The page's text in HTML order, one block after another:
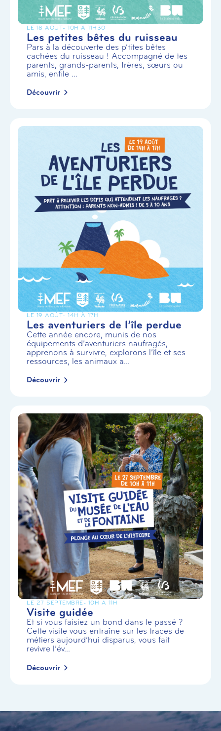
LE 18 AOÛT- 10H À 11H30
Les petites bêtes du ruisseau
Pars à la découverte des p’tites bêtes
cachées du ruisseau ! Accompagné de tes
parents, grands-parents, frères, sœurs ou
amis, enfile ...
Découvrir
LE 19 AOÛT- 14H À 17H
Les aventuriers de l’île perdue
Cette année encore, munis de nos
équipements d’aventuriers naufragés,
apprenons à survivre, explorons l’île et ses
ressources, les animaux a...
Découvrir
LE 27 SEPTEMBRE- 10H À 11H
Visite guidée
Et si vous faisiez un bond dans le passé ?
Cette visite vous entraîne sur les traces de
métiers aujourd’hui disparus, vous fait
revivre l’év...
Découvrir